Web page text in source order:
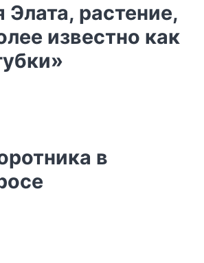
Элата, растение,
известно как
в